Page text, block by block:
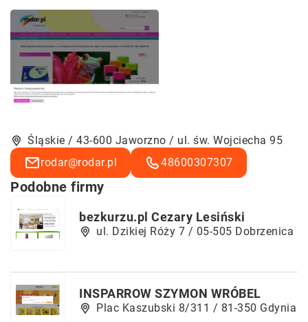
Śląskie / 43-600 Jaworzno / ul. św. Wojciecha 95
rodar@rodar.pl
48600307307
Podobne firmy
bezkurzu.pl Cezary Lesiński
ul. Dzikiej Róży 7 / 05-505 Dobrzenica
INSPARROW SZYMON WRÓBEL
Plac Kaszubski 8/311 / 81-350 Gdynia